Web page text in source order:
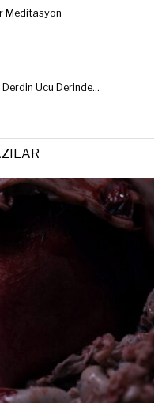
Meditasyon
Derdin Ucu Derinde…